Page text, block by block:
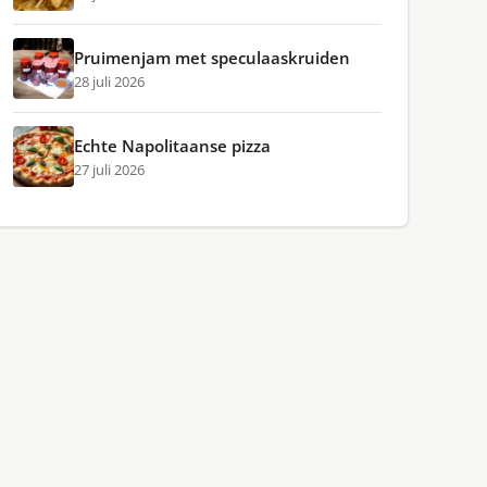
Pruimenjam met speculaaskruiden
28 juli 2026
Echte Napolitaanse pizza
27 juli 2026